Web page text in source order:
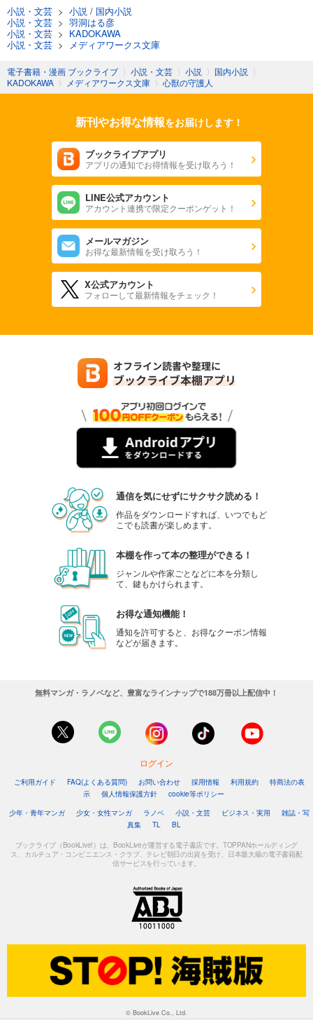
小説・文芸 > 小説 / 国内小説
小説・文芸 > 羽洞はる彦
小説・文芸 > KADOKAWA
小説・文芸 > メディアワークス文庫
電子書籍・漫画 ブックライブ 〉 小説・文芸 〉 小説 〉 国内小説 〉
KADOKAWA 〉 メディアワークス文庫 〉 心獣の守護人
新刊やお得な情報をお届けします！
ブックライブアプリ
アプリの通知でお得情報を受け取ろう！
LINE公式アカウント
アカウント連携で限定クーポンゲット！
メールマガジン
お得な最新情報を受け取ろう！
X公式アカウント
フォローして最新情報をチェック！
通信を気にせずにサクサク読める！
作品をダウンロードすれば、いつでもど
こでも読書が楽しめます。
本棚を作って本の整理ができる！
ジャンルや作家ごとなどに本を分類し
て、鍵もかけられます。
お得な通知機能！
通知を許可すると、お得なクーポン情報
などが届きます。
無料マンガ・ラノベなど、豊富なラインナップで188万冊以上配信中！
ログイン
ご利用ガイド FAQ(よくある質問) お問い合わせ 採用情報 利用規約
特商法の表
示
個人情報保護方針
cookie等ポリシー
少年・青年マンガ
少女・女性マンガ ラノベ 小説・文芸 ビジネス・実用
雑誌・写
真集
TL BL
ブックライブ（BookLive!）は、BookLiveが運営する電子書店です。TOPPANホールディング
ス、カルチュア・コンビニエンス・クラブ、テレビ朝日の出資を受け、日本最大級の電子書籍配
信サービスを行っています。
© BookLive Co., Ltd.